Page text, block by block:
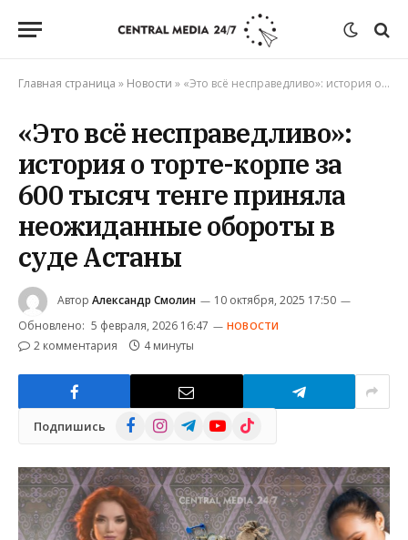
Главная страница » Новости » «Это всё несправедливо»: история о торте-корпе за 600 тысяч тенге приняла неожиданные обороты в суде Астаны
«Это всё несправедливо»:
история о торте-корпе за
600 тысяч тенге приняла
неожиданные обороты в
суде Астаны
Автор Александр Смолин
10 октября, 2025 17:50
Обновлено: 5 февраля, 2026 16:47 НОВОСТИ
2 комментария 4 минуты
Подпишись FacebookInstagramTelegramYouTube
TikTok